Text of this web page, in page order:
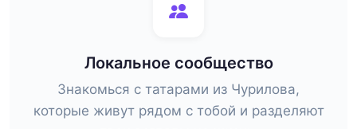
Локальное сообщество
Знакомься с татарами из Чурилова,
которые живут рядом с тобой и разделяют